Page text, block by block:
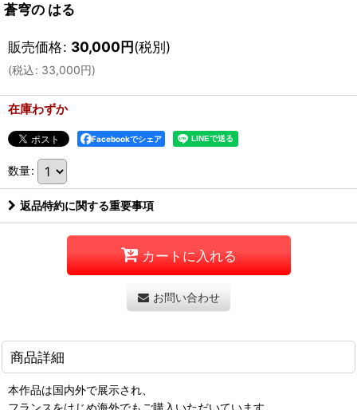
蒼穹の はる
販売価格: 30,000円(税別)
(税込: 33,000円)
在庫わずか
Facebookでシェア
数量:
返品特約に関する重要事項
カートに入れる
お問い合わせ
商品詳細
本作品は国内外で展示され、
フランスをはじめ海外でもご購入いただいています。